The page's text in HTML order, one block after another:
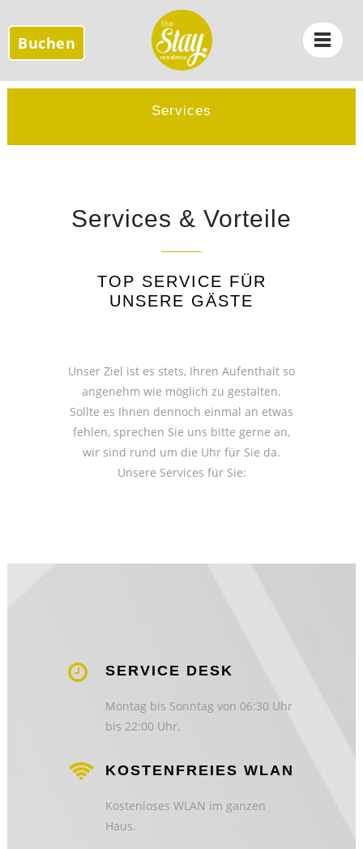
Buchen
Services
Services & Vorteile
TOP SERVICE FÜR
UNSERE GÄSTE
Unser Ziel ist es stets, Ihren Aufenthalt so
angenehm wie möglich zu gestalten.
Sollte es Ihnen dennoch einmal an etwas
fehlen, sprechen Sie uns bitte gerne an,
wir sind rund um die Uhr für Sie da.
Unsere Services für Sie:
SERVICE DESK
Montag bis Sonntag von 06:30 Uhr
bis 22:00 Uhr.
KOSTENFREIES WLAN
Kostenloses WLAN im ganzen
Haus.